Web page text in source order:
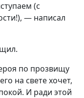
(с
— написал
по прозвищу
на свете хочет,
И ради этой